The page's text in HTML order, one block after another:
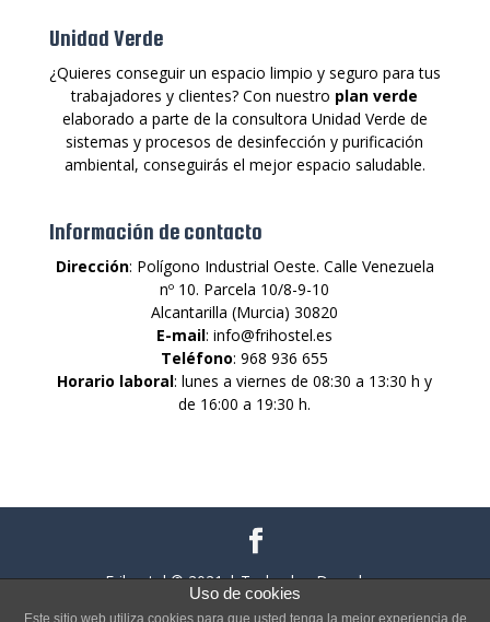
Unidad Verde
¿Quieres conseguir un espacio limpio y seguro para tus
trabajadores y clientes? Con nuestro plan verde
elaborado a parte de la consultora Unidad Verde de
sistemas y procesos de desinfección y purificación
ambiental, conseguirás el mejor espacio saludable.
Información de contacto
Dirección: Polígono Industrial Oeste. Calle Venezuela
nº 10. Parcela 10/8-9-10
Alcantarilla (Murcia) 30820
E-mail: info@frihostel.es
Teléfono: 968 936 655
Horario laboral: lunes a viernes de 08:30 a 13:30 h y
de 16:00 a 19:30 h.
Frihostel © 2021 | Todos los Derechos
Reservados |Política de privacidad |Política
Uso de cookies
Este sitio web utiliza cookies para que usted tenga la mejor experiencia de